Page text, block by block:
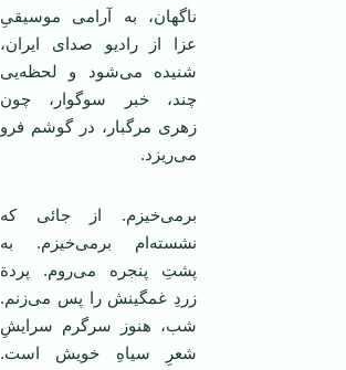
ناگهان، به آرامی موسیقیِ
عزا از رادیو صدای ایران،
شنیده می‌شود و لحظه‌یی
چند، خبر سوگوار، چون
زهری مرگبار، در گوشم فرو
می‌ریزد.
برمی‌خیزم. از جائی که
نشسته‌ام برمی‌خیزم. به
پشتِ پنجره می‌روم. پردة
زردِ غمگینش را پس می‌زنم.
شب، هنوز سرگرم سرایشِ
شعرِ سیاهِ خویش است.